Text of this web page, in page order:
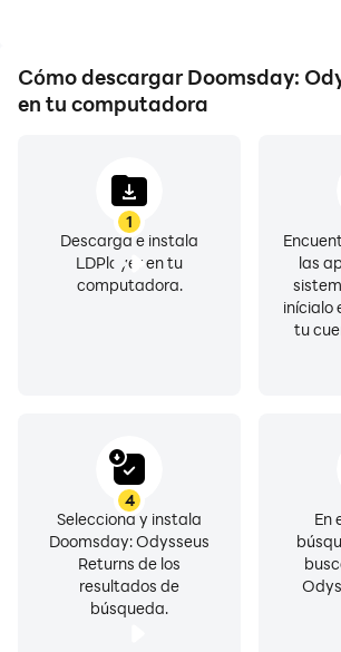
https://discord.gg/
Servicio de atención al cliente:
Cómo descargar Doomsday:
en tu computadora
1
Descarga e instala
LDPlayer en tu
computadora.
las
inícialo
tu
En
4
Selecciona y instala
Doomsday: Odysseus
Returns de los
resultados de
búsqueda.